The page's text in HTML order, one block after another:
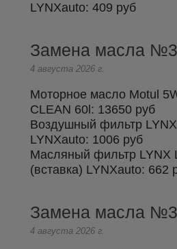
LYNXauto: 409 руб
Замена масла
4 августа 2026 г.
Моторное масло Motul
CLEAN 60l: 13650 руб
Воздушный фильтр
LYNXauto: 1006 руб
Масляный фильтр LYNX
(вставка) LYNXauto: 662
Замена масла
4 августа 2026 г.